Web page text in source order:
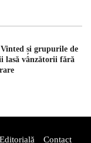
și grupurile de
lasă vânzătorii fără
Contact